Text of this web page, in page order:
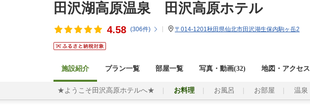
田沢湖高原温泉 田沢高原ホテル
4.58 (306件) 〒014-1201秋田県仙北市田沢湖生保内駒ヶ岳2
施設紹介 プラン一覧 部屋一覧 写真・動画(32) 地図・アクセス
★ようこそ田沢高原ホテルへ★ お料理 お風呂 お部屋 温泉